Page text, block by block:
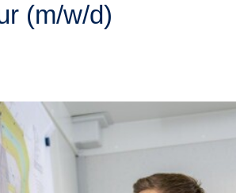
(m/w/d)